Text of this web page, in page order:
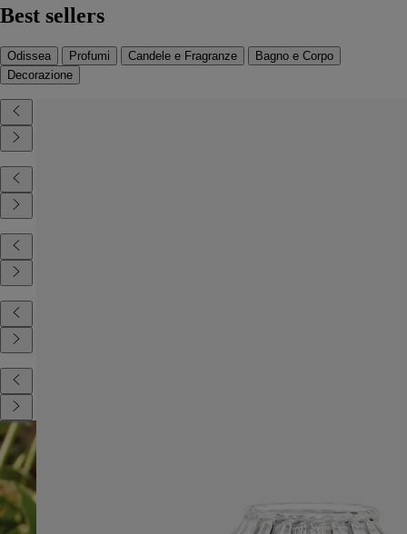
Best sellers
Odissea Profumi Candele e Fragranze
Bagno e Corpo
Decorazione